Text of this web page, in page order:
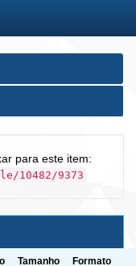
para este item:
10482/9373
Tamanho Formato